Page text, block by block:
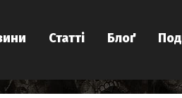
Статті Блоґ